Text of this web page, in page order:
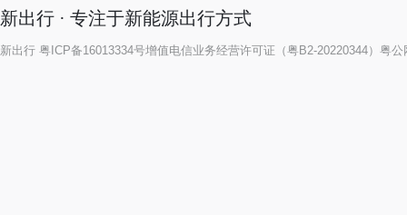
新出行 · 专注于新能源出行方式
新出行 粤ICP备16013334号增值电信业务经营许可证（粤B2-20220344） 粤公